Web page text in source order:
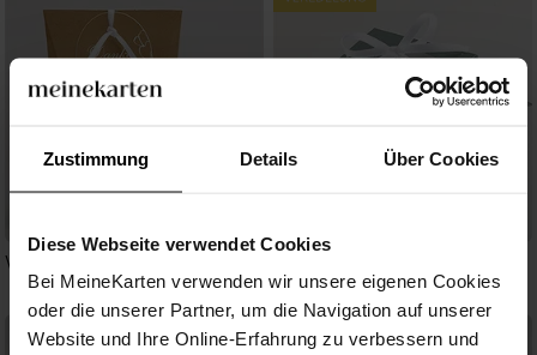
Zustimmung Details Über Cookies
Diese Webseite verwendet Cookies
Bei MeineKarten verwenden wir unsere eigenen Cookies
oder die unserer Partner, um die Navigation auf unserer
Website und Ihre Online-Erfahrung zu verbessern und
Weiße Blüten - Schachtel